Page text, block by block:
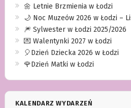
🌼 Letnie Brzmienia w Łodzi
🌙 Noc Muzeów 2026 w Łodzi –
🎆 Sylwester w Łodzi 2025/2026
💌 Walentynki 2027 w Łodzi
🎈Dzień Dziecka 2026 w Łodzi
🌹Dzień Matki w Łodzi
KALENDARZ WYDARZEŃ